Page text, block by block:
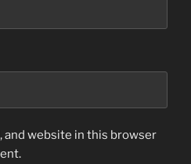
and website in this browser